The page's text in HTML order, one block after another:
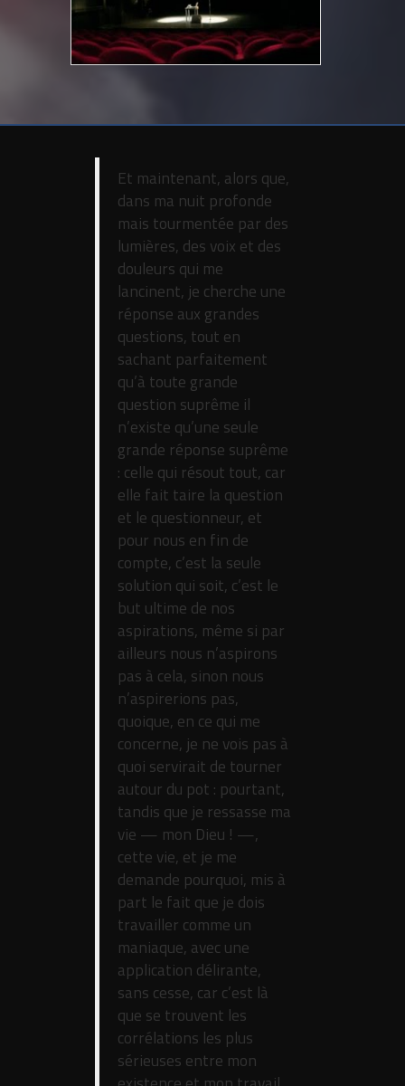
Et maintenant, alors que,
dans ma nuit profonde
mais tourmentée par des
lumières, des voix et des
douleurs qui me
lancinent, je cherche une
réponse aux grandes
questions, tout en
sachant parfaitement
qu’à toute grande
question suprême il
n’existe qu’une seule
grande réponse suprême
: celle qui résout tout, car
elle fait taire la question
et le questionneur, et
pour nous en fin de
compte, c’est la seule
solution qui soit, c’est le
but ultime de nos
aspirations, même si par
ailleurs nous n’aspirons
pas à cela, sinon nous
n’aspirerions pas,
quoique, en ce qui me
concerne, je ne vois pas à
quoi servirait de tourner
autour du pot : pourtant,
tandis que je ressasse ma
vie — mon Dieu ! —,
cette vie, et je me
demande pourquoi, mis à
part le fait que je dois
travailler comme un
maniaque, avec une
application délirante,
sans cesse, car c’est là
que se trouvent les
corrélations les plus
sérieuses entre mon